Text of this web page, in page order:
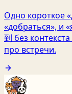
Одно короткое
«добраться», и
到 без
про встречи.